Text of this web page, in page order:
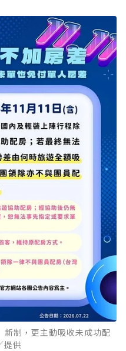
制，更主動吸收未成功配
提供